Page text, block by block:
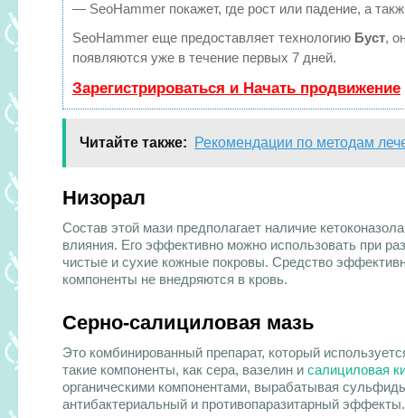
— SeoHammer покажет, где рост или падение, а
SeoHammer еще предоставляет технологию Буст,
появляются уже в течение первых 7 дней.
Зарегистрироваться и Начать продвижение
Читайте также: Рекомендации по методам
Низорал
Состав этой мази предполагает наличие
влияния. Его эффективно можно использовать при
чистые и сухие кожные покровы. Средство
компоненты не внедряются в кровь.
Серно-салициловая мазь
Это комбинированный препарат, который
такие компоненты, как сера, вазелин и салициловая
органическими компонентами, вырабатывая
антибактериальный и противопаразитарный эффекты.